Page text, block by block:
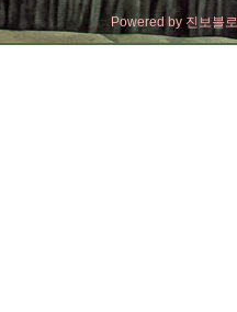
Powered by 진보블